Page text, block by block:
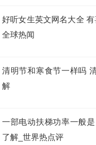
好听女生英文网名大全 有
全球热闻
清明节和寒食节一样吗
解
一部电动扶梯功率一般
了解_世界热点评